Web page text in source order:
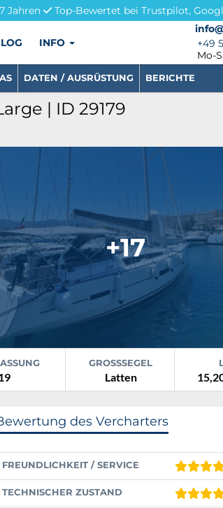
Jahren
Top-Bewertet bei Trustpilot,
+49
+49
Mo-
INFO
DATEN / AUSRÜSTUNG BERICHTE
| ID 29179
+17
GROSSSEGEL
Latten
des Vercharters
FREUNDLICHKEIT / SERVICE
TECHNISCHER ZUSTAND